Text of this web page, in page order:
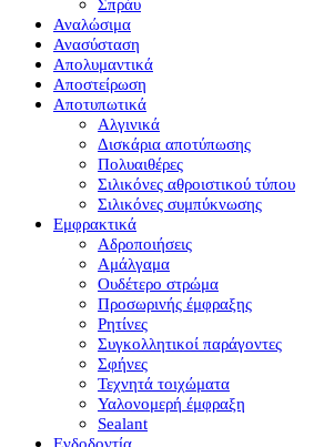
Σπράυ
Αναλώσιμα
Ανασύσταση
Απολυμαντικά
Αποστείρωση
Αποτυπωτικά
Αλγινικά
Δισκάρια αποτύπωσης
Πολυαιθέρες
Σιλικόνες αθροιστικού τύπου
Σιλικόνες συμπύκνωσης
Εμφρακτικά
Αδροποιήσεις
Αμάλγαμα
Ουδέτερο στρώμα
Προσωρινής έμφραξης
Ρητίνες
Συγκολλητικοί παράγοντες
Σφήνες
Τεχνητά τοιχώματα
Υαλονομερή έμφραξη
Sealant
Ενδοδοντία